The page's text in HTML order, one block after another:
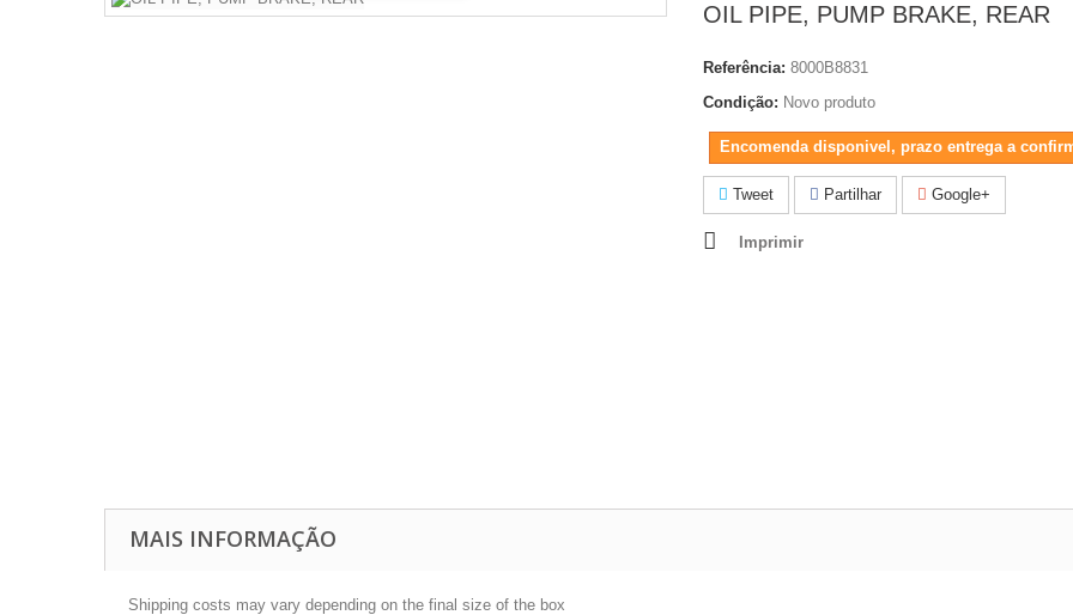
OIL PIPE, PUMP BRAKE, REAR
Referência: 8000B8831
Condição: Novo produto
Encomenda disponivel, prazo entrega a
Tweet Partilhar Google+
Imprimir
MAIS INFORMAÇÃO
Shipping costs may vary depending on the final size of the box